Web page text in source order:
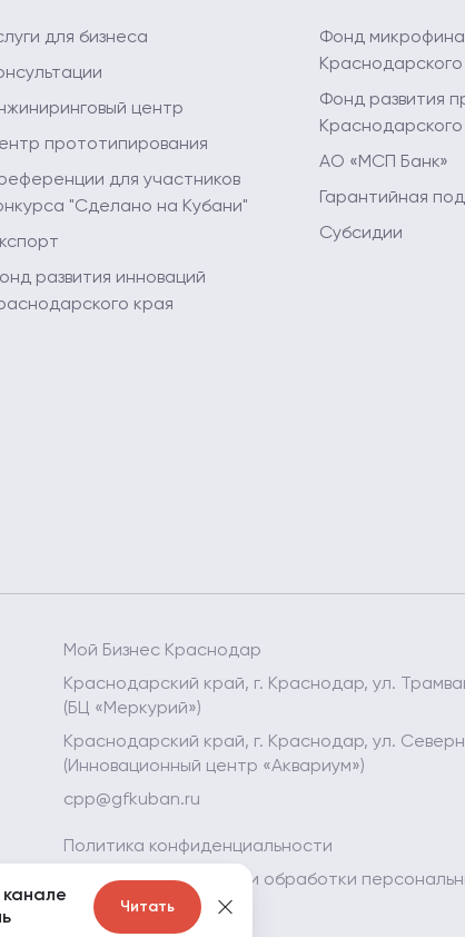
Читать
для бизнеса
центр
прототипирования
для участников
"Сделано на Кубани"
развития инноваций
края
Фонд
Краснодарского
Фонд развития
Краснодарского
АО «МСП Банк»
Гарантийная
Субсидии
Мой Бизнес Краснодар
Краснодарский край, г. Краснодар, ул.
(БЦ «Меркурий»)
Краснодарский край, г. Краснодар, ул.
(Инновационный центр «Аквариум»)
cpp@gfkuban.ru
Политика конфиденциальности
Политика в отношении обработки
данных